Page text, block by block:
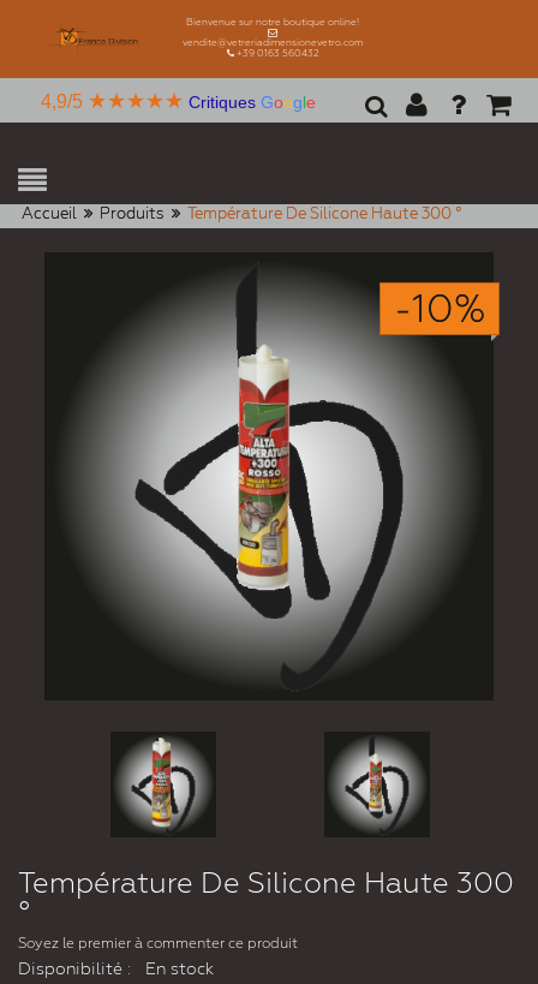
Bienvenue sur notre boutique online!
vendite@vetreriadimensionevetro.com
+39 0163 560432
4,9/5 ★★★★★ Critiques Google
Accueil Produits Température De Silicone Haute 300 °
-10%
Température De Silicone Haute 300
°
Soyez le premier à commenter ce produit
Disponibilité :
En stock